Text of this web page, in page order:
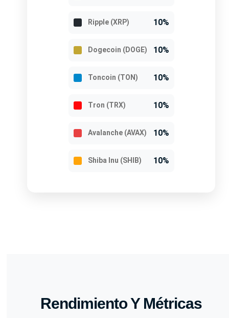
Ripple (XRP) 10%
Dogecoin (DOGE) 10%
Toncoin (TON) 10%
Tron (TRX) 10%
Avalanche (AVAX) 10%
Shiba Inu (SHIB) 10%
Rendimiento Y Métricas